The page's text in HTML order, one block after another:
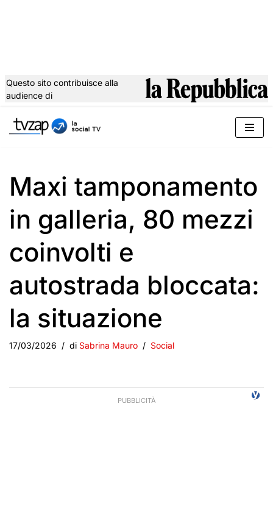
al
Questo sito contribuisce alla
audience di
Maxi tamponamento
in galleria, 80 mezzi
coinvolti e
autostrada bloccata:
la situazione
17/03/2026 di Sabrina Mauro Social